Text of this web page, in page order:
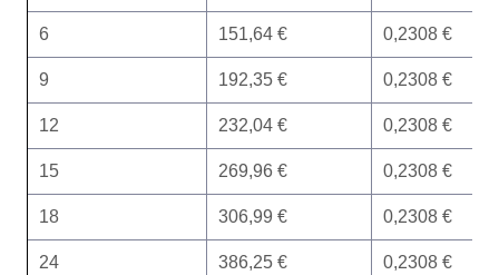
6 151,64 € 0,2308 €
9 192,35 € 0,2308 €
12 232,04 € 0,2308 €
15 269,96 € 0,2308 €
18 306,99 € 0,2308 €
24 386,25 € 0,2308 €